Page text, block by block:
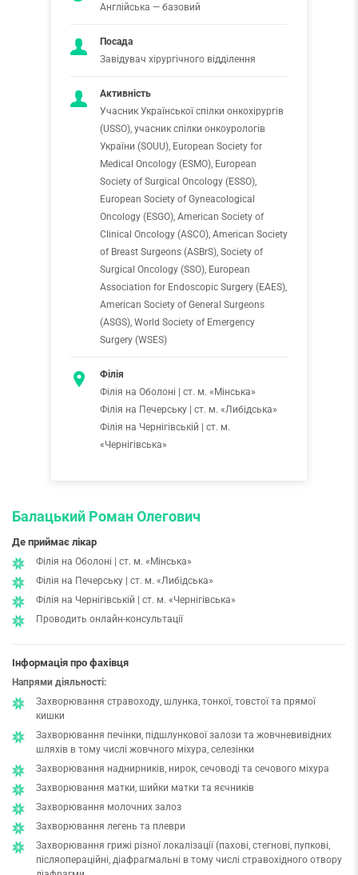
Англійська — базовий
Посада
Завідувач хірургічного відділення
Активність
Учасник Української спілки онкохірургів
(USSO), учасник спілки онкоурологів
України (SOUU), European Society for
Medical Oncology (ESMO), European
Society of Surgical Oncology (ESSO),
European Society of Gyneacological
Oncology (ESGO), American Society of
Clinical Oncology (ASCO), American Society
of Breast Surgeons (ASBrS), Society of
Surgical Oncology (SSO), European
Association for Endoscopic Surgery (EAES),
American Society of General Surgeons
(ASGS), World Society of Emergency
Surgery (WSES)
Філія
Філія на Оболоні | ст. м. «Мінська»
Філія на Печерську | ст. м. «Либідська»
Філія на Чернігівській | ст. м.
«Чернігівська»
Балацький Роман Олегович
Де приймає лікар
Філія на Оболоні | ст. м. «Мінська»
Філія на Печерську | ст. м. «Либідська»
Філія на Чернігівській | ст. м. «Чернігівська»
Проводить онлайн-консультації
Інформація про фахівця
Напрями діяльності:
Захворювання стравоходу, шлунка, тонкої, товстої та прямої
кишки
Захворювання печінки, підшлункової залози та жовчневивідних
шляхів в тому числі жовчного міхура, селезінки
Захворювання наднирників, нирок, сечоводі та сечового міхура
Захворювання матки, шийки матки та яєчників
Захворювання молочних залоз
Захворювання легень та плеври
Захворювання грижі різної локалізації (пахові, стегнові, пупкові,
післяопераційні, діафрагмальні в тому числі стравохідного отвору